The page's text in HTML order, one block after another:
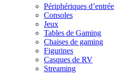
Périphériques d’entrée
Consoles
Jeux
Tables de Gaming
Chaises de gaming
Figurines
Casques de RV
Streaming